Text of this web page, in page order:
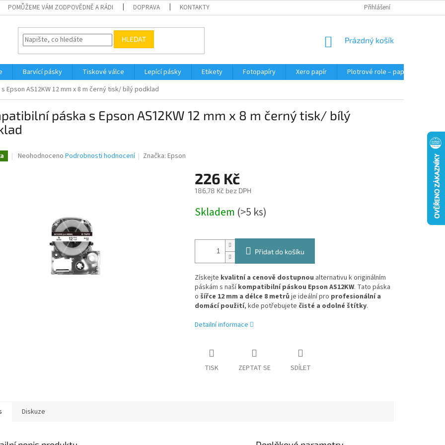
POMŮŽEME VÁM ZODPOVĚDNĚ A RÁDI DOPRAVA KONTAKTY Přihlášení
HLEDAT
NÁKUPNÍ
Prázdný košík
Barvící pásky Tiskové válce Lepící pásky Etikety Fotopapíry Xero papír
Plotrové role – papír do plotru
Epson AS12KW 12 mm x 8 m černý tisk/ bílý podklad
páska s Epson AS12KW 12 mm x 8 m černý tisk/ bílý
Průměrné
Neohodnoceno Podrobnosti hodnocení Značka:Epson
226 Kč
186,78 Kč bez DPH
cena:
Skladem (>5 ks)
Přidat do košíku
Získejte kvalitní a cenově dostupnou alternativu k originálním
páskám s našíkompatibilní páskou Epson AS12KW. Tato páska
o šířce 12 mm a délce 8 metrů je ideální pro profesionální a
domácí použití, kde potřebujete čisté a odolné štítky.
Detailní informace
TISK ZEPTAT SE SDÍLET
Diskuze